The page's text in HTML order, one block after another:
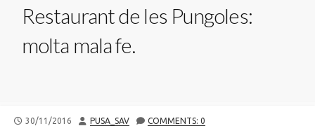
Restaurant de les Pungoles:
molta mala fe.
PUBLISHED
30/11/2016 AUTHOR
PUSA_SAV COMMENTS: 0